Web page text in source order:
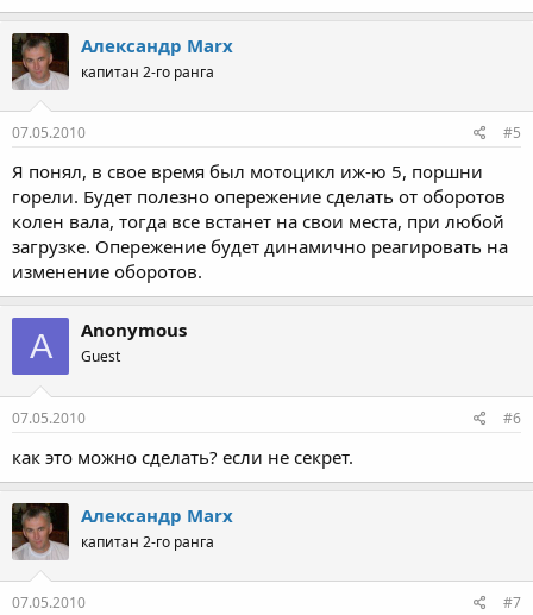
Александр Marx
капитан 2-го ранга
07.05.2010 #5
Я понял, в свое время был мотоцикл иж-ю 5, поршни
горели. Будет полезно опережение сделать от оборотов
колен вала, тогда все встанет на свои места, при любой
загрузке. Опережение будет динамично реагировать на
изменение оборотов.
A Anonymous
Guest
07.05.2010 #6
как это можно сделать? если не секрет.
Александр Marx
капитан 2-го ранга
07.05.2010 #7